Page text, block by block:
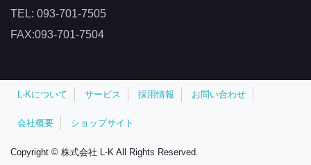
TEL: 093-701-7505
FAX:093-701-7504
L-Kについて サービス 採用情報 お問い合わせ
会社概要 ショップサイト
Copyright © 株式会社 L-K All Rights Reserved.